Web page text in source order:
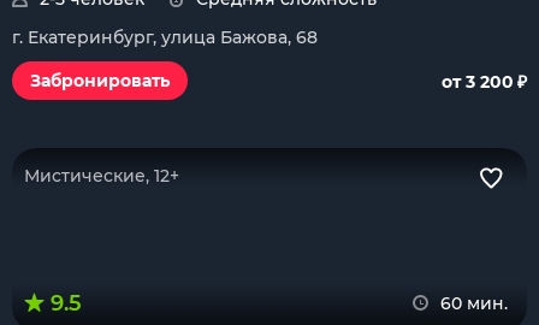
г. Екатеринбург, улица Бажова, 68
Забронировать
от 3 200 ₽
Мистические, 12+
9.5 60 мин.